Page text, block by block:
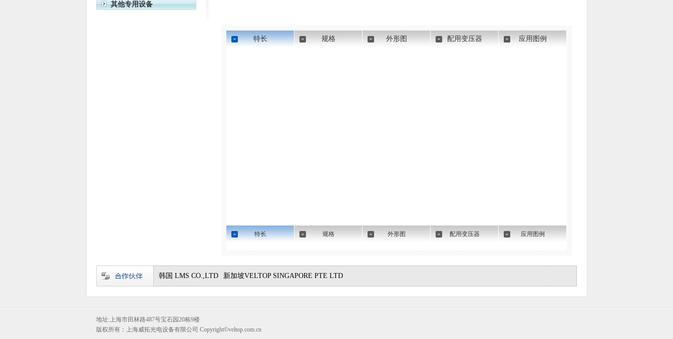
其他专用设备
特长 规格 外形图 配用变压器 应用图例
特长 规格 外形图 配用变压器 应用图例
韩国 LMS CO.,LTD 新加坡VELTOP SINGAPORE PTE LTD
地址:上海市田林路487号宝石园20栋9楼
版权所有：上海威拓光电设备有限公司 Copyright©veltop.com.cn